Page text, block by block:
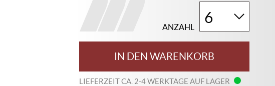
ANZAHL
IN DEN WARENKORB
LIEFERZEIT CA. 2-4 WERKTAGE AUF LAGER